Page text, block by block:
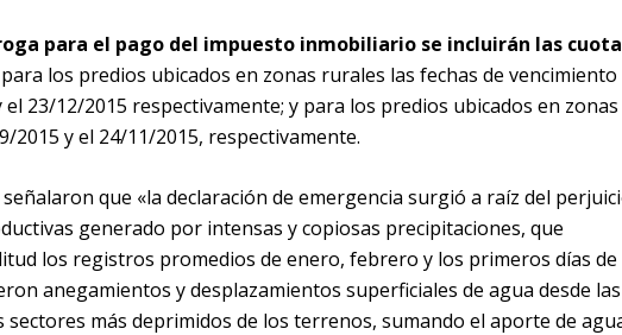
para el pago del impuesto inmobiliario se incluirán las
los predios ubicados en zonas rurales las fechas de vencimiento
el 23/12/2015 respectivamente; y para los predios ubicados en zonas
2015 y el 24/11/2015, respectivamente.
que «la declaración de emergencia surgió a raíz del
generado por intensas y copiosas precipitaciones, que
los registros promedios de enero, febrero y los primeros días de
anegamientos y desplazamientos superficiales de agua desde las
sectores más deprimidos de los terrenos, sumando el aporte de